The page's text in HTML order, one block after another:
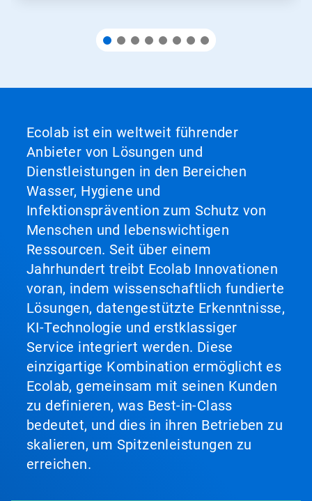
Ecolab ist ein weltweit führender
Anbieter von Lösungen und
Dienstleistungen in den Bereichen
Wasser, Hygiene und
Infektionsprävention zum Schutz von
Menschen und lebenswichtigen
Ressourcen. Seit über einem
Jahrhundert treibt Ecolab Innovationen
voran, indem wissenschaftlich fundierte
Lösungen, datengestützte Erkenntnisse,
KI-Technologie und erstklassiger
Service integriert werden. Diese
einzigartige Kombination ermöglicht es
Ecolab, gemeinsam mit seinen Kunden
zu definieren, was Best-in-Class
bedeutet, und dies in ihren Betrieben zu
skalieren, um Spitzenleistungen zu
erreichen.